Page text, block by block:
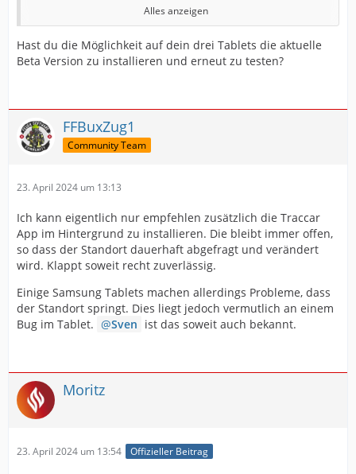
Wir haben bei uns diverse EinsatzTablets im Einsatz.
Aktuelles Problem ist folgendes:
keine externe Hardware.
Verändere ich sofort die Position des Tablets wird,
dies auch aktualisiert.
einiger Zeit nicht mehr der Fall ist. Entsprechende
bisher für "Immer" eingerichtet, nun heute
gewechselt auf "bei Verwendung" (Als Versuch)
Ich habe die Logs von 3 Tablets via Email gesandt und
Ich habe hier im Forum bereits diverse Beiträge
durchsucht aber nichts aktuelles gefunden. Nun meine
Wie lange beträgt die Aktualisierungszeit? Das
verständlich, dass es nur aktualisiert, wenn sich
der Standort aktualisiert.
nötig ?
Ich konnte auch bei altem Einsatz die GPS
Ausschließlich via Neustart der EinsatzApp auf dem
Alles anzeigen
Hast du die Möglichkeit auf dein drei Tablets die aktuelle
Beta Version zu installieren und erneut zu testen?
FFBuxZug1
Community Team
23. April 2024 um 13:13
Ich kann eigentlich nur empfehlen zusätzlich die Traccar
App im Hintergrund zu installieren. Die bleibt immer offen,
so dass der Standort dauerhaft abgefragt und verändert
wird. Klappt soweit recht zuverlässig.
Einige Samsung Tablets machen allerdings Probleme, dass
der Standort springt. Dies liegt jedoch vermutlich an einem
Bug im Tablet.
Sven ist das soweit auch bekannt.
Moritz
23. April 2024 um 13:54 Offizieller Beitrag